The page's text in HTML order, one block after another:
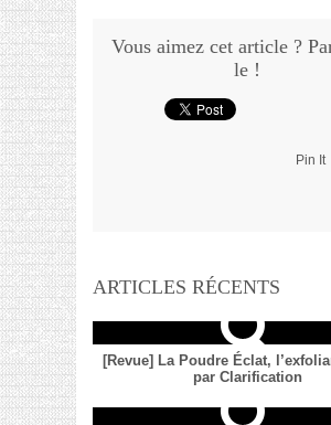
Vous aimez cet article ?
le !
Pin It
ARTICLES RÉCENTS
[Revue] La Poudre Éclat,
par Clarification